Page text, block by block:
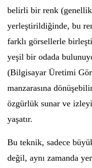
belirli bir renk
yerleştirildiğinde, bu
farklı görsellerle
yeşil bir odada
(Bilgisayar Üretimi
manzarasına
özgürlük sunar ve
yaşatır.
Bu teknik, sadece
değil, aynı zamanda